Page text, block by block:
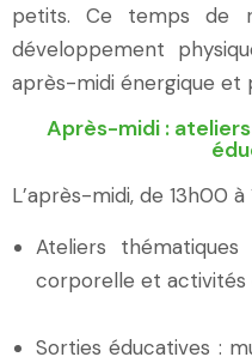
petits. Ce temps de
développement
après-midi énergique et
Après-midi :
L’après-midi, de 13h00
Ateliers
corporelle et activités
Sorties éducatives :